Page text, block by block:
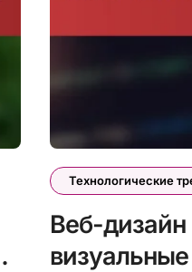
Технологические
Веб-дизайн